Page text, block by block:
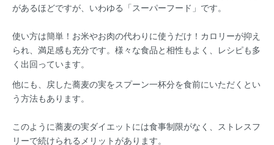
があるほどですが、いわゆる「スーパーフード」です。
使い方は簡単！お米やお肉の代わりに使うだけ！カロリーが抑え
られ、満足感も充分です。様々な食品と相性もよく、レシピも多
く出回っています。
他にも、戻した蕎麦の実をスプーン一杯分を食前にいただくとい
う方法もあります。
このように蕎麦の実ダイエットには食事制限がなく、ストレスフ
リーで続けられるメリットがあります。